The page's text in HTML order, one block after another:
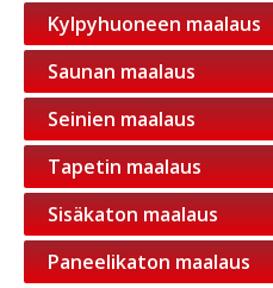
Kylpyhuoneen maalaus
Saunan maalaus
Seinien maalaus
Tapetin maalaus
Sisäkaton maalaus
Paneelikaton maalaus